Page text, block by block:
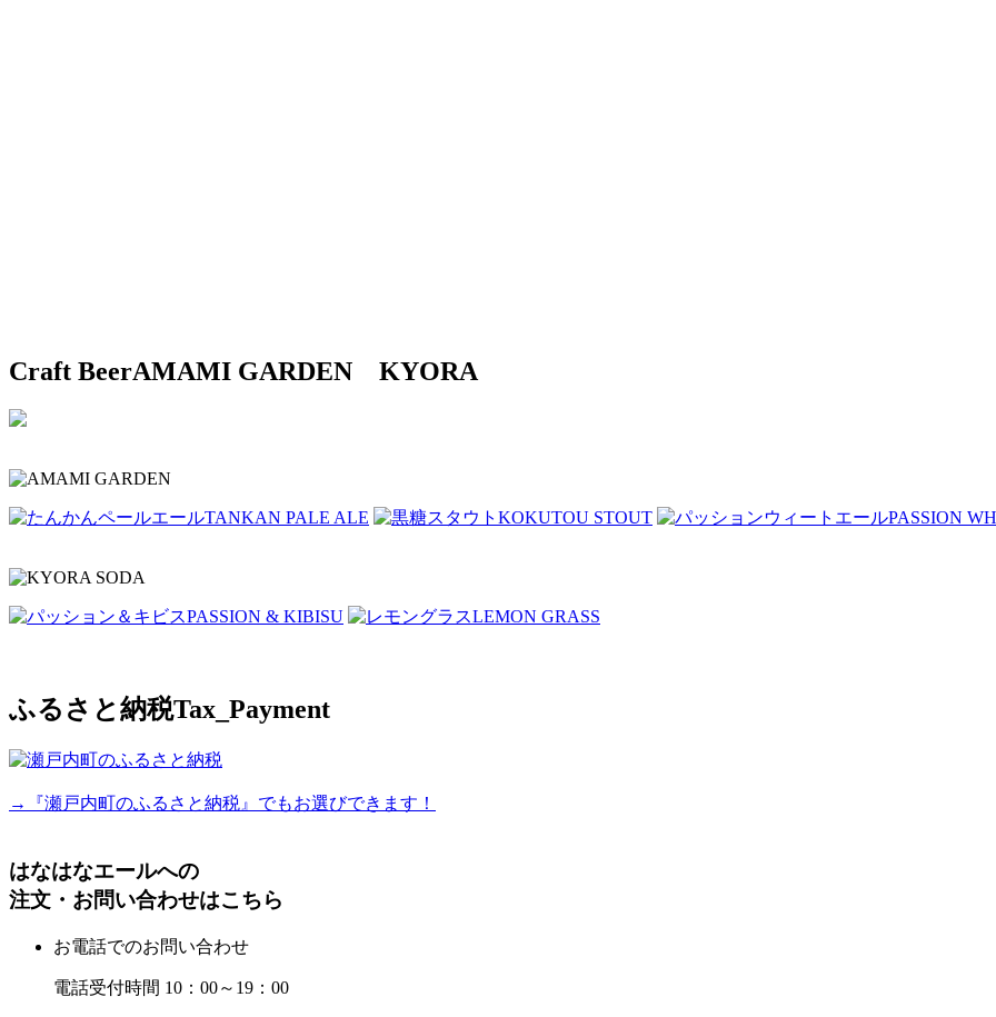
Craft BeerAMAMI GARDEN KYORA
TANKAN PALE ALE KOKUTOU STOUT PASSION
PASSION & KIBISU LEMON GRASS
ふるさと納税Tax_Payment
→『瀬戸内町のふるさと納税』でもお選びできます！
はなはなエールへの
注文・お問い合わせはこちら
お電話でのお問い合わせ
電話受付時間 10：00～19：00